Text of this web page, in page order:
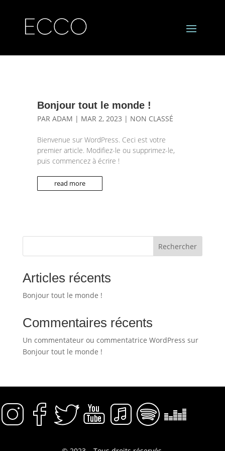
Bonjour tout le monde !
PAR ADAM | MAR 2, 2023 | NON CLASSÉ
Bienvenue sur WordPress. Ceci est votre
premier article. Modifiez-le ou supprimez-le,
puis commencez à écrire !
read more
Rechercher
Articles récents
Bonjour tout le monde !
Commentaires récents
Un commentateur ou commentatrice WordPress sur
Bonjour tout le monde !